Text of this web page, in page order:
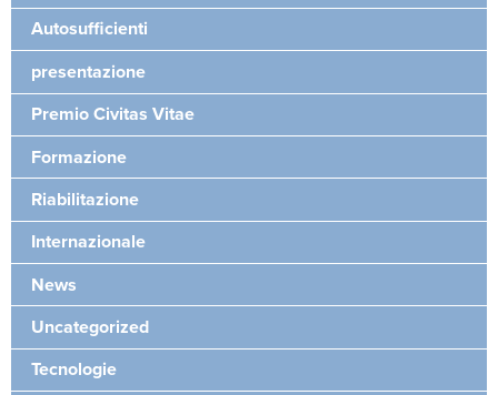
Autosufficienti
presentazione
Premio Civitas Vitae
Formazione
Riabilitazione
Internazionale
News
Uncategorized
Tecnologie